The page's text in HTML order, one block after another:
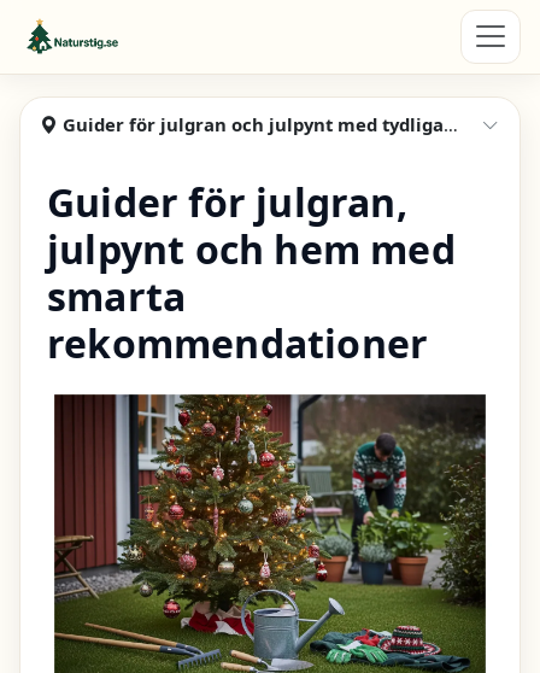
Hoppa till huvudinnehåll
Naturstig
Guider för julgran och julpynt med tydliga rekommendationer
Guider för julgran,
julpynt och hem med
smarta
rekommendationer